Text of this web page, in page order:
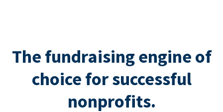
The fundraising engine of
choice for successful
nonprofits.